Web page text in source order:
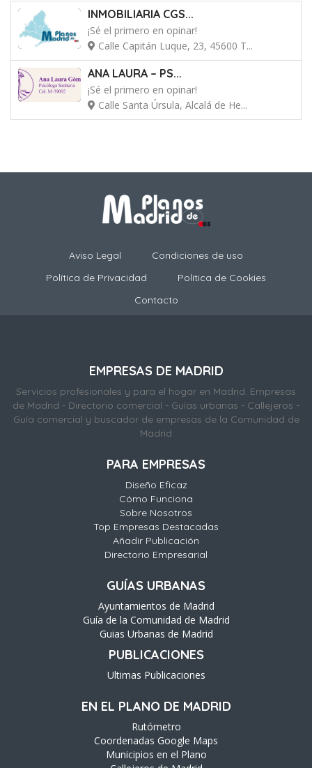
INMOBILIARIA CGS...
¡Sé el primero en opinar!
Calle Capitán Luque, 23, 45600 T...
ANA LAURA – PS...
¡Sé el primero en opinar!
Calle Santa Úrsula, Alcalá de He...
Aviso Legal
Condiciones de uso
Política de Privacidad
Politica de Cookies
Contacto
EMPRESAS DE MADRID
Servicios profesionales y para el hogar en Madrid. Empresas
de Madrid - Directorio comercial - Guías urbanas - Callejeros -
Guía comercial y buscador de empresas de la Comunidad de
Madrid
PARA EMPRESAS
Diseño Eficaz
Cómo Funciona
Sobre Nosotros
Top Empresas Destacadas
Añadir Publicación
Directorio Empresarial
GUÍAS URBANAS
Ayuntamientos de Madrid
Guía de la Comunidad de Madrid
Guias Urbanas de Madrid
PUBLICACIONES
Ultimas Publicaciones
EN EL PLANO DE MADRID
Rutómetro
Coordenadas Google Maps
Municipios en el Plano